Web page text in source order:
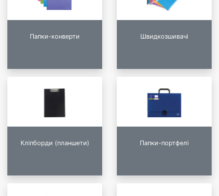
Папки-конверти Швидкозшивачі
Кліпборди (планшети) Папки-портфелі